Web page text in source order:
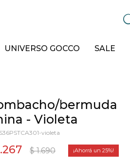
UNIVERSO GOCCO SALE
bermuda
- Violeta
S36PSTCA301-violeta
$ 1.690 25